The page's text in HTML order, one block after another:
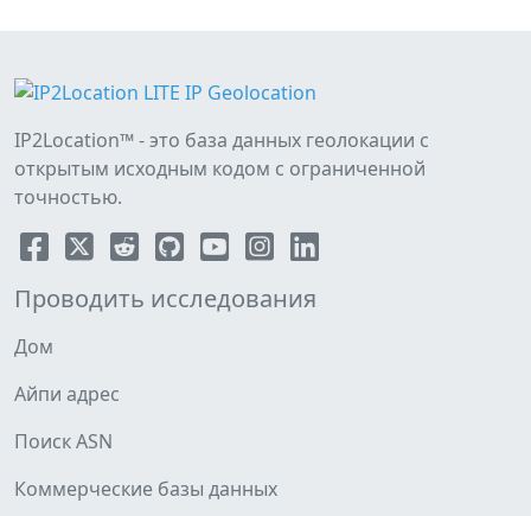
IP2Location™ - это база данных геолокации с
открытым исходным кодом с ограниченной
точностью.
Проводить исследования
Дом
Айпи адрес
Поиск ASN
Коммерческие базы данных